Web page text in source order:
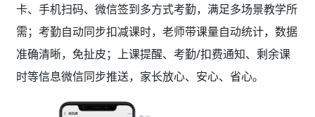
卡、手机扫码、微信签到多方式考勤，满足多场景教学所
需；考勤自动同步扣减课时，老师带课量自动统计，数据
准确清晰，免扯皮；上课提醒、考勤/扣费通知、剩余课
时等信息微信同步推送，家长放心、安心、省心。